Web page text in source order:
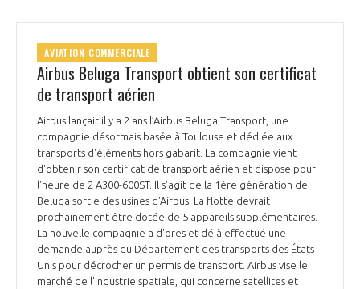
AVIATION COMMERCIALE
Airbus Beluga Transport obtient son certificat
de transport aérien
Airbus lançait il y a 2 ans l’Airbus Beluga Transport, une
compagnie désormais basée à Toulouse et dédiée aux
transports d'éléments hors gabarit. La compagnie vient
d'obtenir son certificat de transport aérien et dispose pour
l'heure de 2 A300-600ST. Il s'agit de la 1ère génération de
Beluga sortie des usines d'Airbus. La flotte devrait
prochainement être dotée de 5 appareils supplémentaires.
La nouvelle compagnie a d'ores et déjà effectué une
demande auprès du Département des transports des États-
Unis pour décrocher un permis de transport. Airbus vise le
marché de l'industrie spatiale, qui concerne satellites et